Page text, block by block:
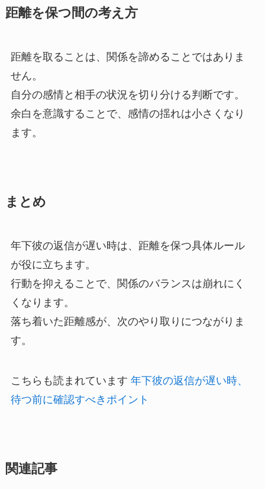
距離を保つ間の考え方
距離を取ることは、関係を諦めることではありま
せん。
自分の感情と相手の状況を切り分ける判断です。
余白を意識することで、感情の揺れは小さくなり
ます。
まとめ
年下彼の返信が遅い時は、距離を保つ具体ルール
が役に立ちます。
行動を抑えることで、関係のバランスは崩れにく
くなります。
落ち着いた距離感が、次のやり取りにつながりま
す。
こちらも読まれています 年下彼の返信が遅い時、
待つ前に確認すべきポイント
関連記事